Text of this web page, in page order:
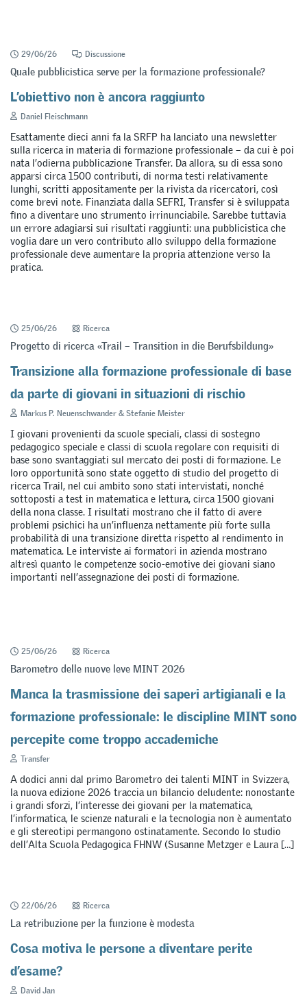
29/06/26 Discussione
Quale pubblicistica serve per la formazione professionale?
L’obiettivo non è ancora raggiunto
Daniel Fleischmann
Esattamente dieci anni fa la SRFP ha lanciato una newsletter
sulla ricerca in materia di formazione professionale – da cui è poi
nata l’odierna pubblicazione Transfer. Da allora, su di essa sono
apparsi circa 1500 contributi, di norma testi relativamente
lunghi, scritti appositamente per la rivista da ricercatori, così
come brevi note. Finanziata dalla SEFRI, Transfer si è sviluppata
fino a diventare uno strumento irrinunciabile. Sarebbe tuttavia
un errore adagiarsi sui risultati raggiunti: una pubblicistica che
voglia dare un vero contributo allo sviluppo della formazione
professionale deve aumentare la propria attenzione verso la
pratica.
25/06/26 Ricerca
Progetto di ricerca «Trail – Transition in die Berufsbildung»
Transizione alla formazione professionale di base
da parte di giovani in situazioni di rischio
Markus P. Neuenschwander & Stefanie Meister
I giovani provenienti da scuole speciali, classi di sostegno
pedagogico speciale e classi di scuola regolare con requisiti di
base sono svantaggiati sul mercato dei posti di formazione. Le
loro opportunità sono state oggetto di studio del progetto di
ricerca Trail, nel cui ambito sono stati intervistati, nonché
sottoposti a test in matematica e lettura, circa 1500 giovani
della nona classe. I risultati mostrano che il fatto di avere
problemi psichici ha un’influenza nettamente più forte sulla
probabilità di una transizione diretta rispetto al rendimento in
matematica. Le interviste ai formatori in azienda mostrano
altresì quanto le competenze socio-emotive dei giovani siano
importanti nell’assegnazione dei posti di formazione.
25/06/26 Ricerca
Barometro delle nuove leve MINT 2026
Manca la trasmissione dei saperi artigianali e la
formazione professionale: le discipline MINT sono
percepite come troppo accademiche
Transfer
A dodici anni dal primo Barometro dei talenti MINT in Svizzera,
la nuova edizione 2026 traccia un bilancio deludente: nonostante
i grandi sforzi, l’interesse dei giovani per la matematica,
l’informatica, le scienze naturali e la tecnologia non è aumentato
e gli stereotipi permangono ostinatamente. Secondo lo studio
dell’Alta Scuola Pedagogica FHNW (Susanne Metzger e Laura […]
22/06/26 Ricerca
La retribuzione per la funzione è modesta
Cosa motiva le persone a diventare perite
d’esame?
David Jan